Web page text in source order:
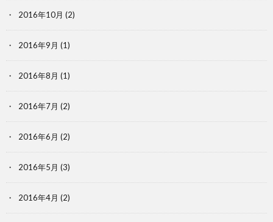
2016年10月 (2)
2016年9月 (1)
2016年8月 (1)
2016年7月 (2)
2016年6月 (2)
2016年5月 (3)
2016年4月 (2)